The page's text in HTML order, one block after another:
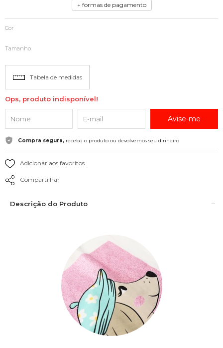
+ formas de pagamento
Cor
Tamanho
Tabela de medidas
Ops, produto indisponível!
Avise-me
Compra segura, receba o produto ou devolvemos seu dinheiro
Adicionar aos favoritos
Compartilhar
Descrição do Produto